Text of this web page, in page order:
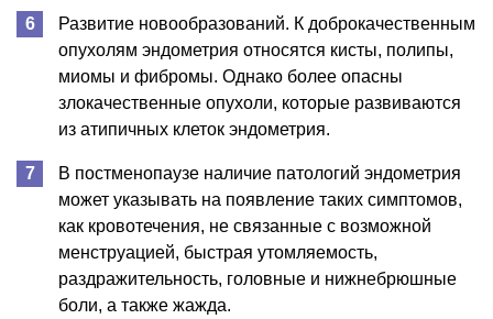
Развитие новообразований. К доброкачественным
опухолям эндометрия относятся кисты, полипы,
миомы и фибромы. Однако более опасны
злокачественные опухоли, которые развиваются
из атипичных клеток эндометрия.
В постменопаузе наличие патологий эндометрия
может указывать на появление таких симптомов,
как кровотечения, не связанные с возможной
менструацией, быстрая утомляемость,
раздражительность, головные и нижнебрюшные
боли, а также жажда.